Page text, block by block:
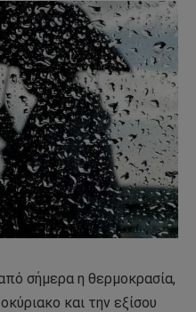
σήμερα η θερμοκρασία,
και την εξίσου